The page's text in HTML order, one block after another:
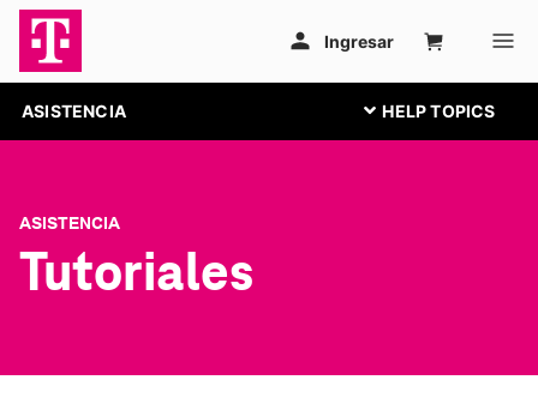
ASISTENCIA
ASISTENCIA
Tutoriales